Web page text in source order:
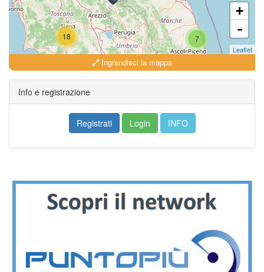
18 7
18
+
-
Leaflet
Ingrandisci la mappa
Info e registrazione
Registrati Login INFO